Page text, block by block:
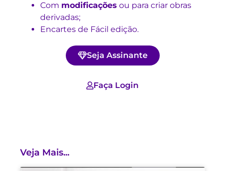
Com modificações ou para criar obras
derivadas;
Encartes de Fácil edição.
Seja Assinante
Faça Login
Veja Mais...